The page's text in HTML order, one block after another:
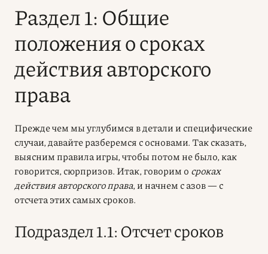
Раздел 1: Общие
положения о сроках
действия авторского
права
Прежде чем мы углубимся в детали и специфические
случаи, давайте разберемся с основами. Так сказать,
выясним правила игры, чтобы потом не было, как
говорится, сюрпризов. Итак, говорим о сроках
действия авторского права, и начнем с азов — с
отсчета этих самых сроков.
Подраздел 1.1: Отсчет сроков